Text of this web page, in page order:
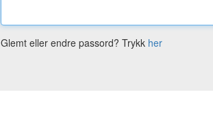
Glemt eller endre passord? Trykk her